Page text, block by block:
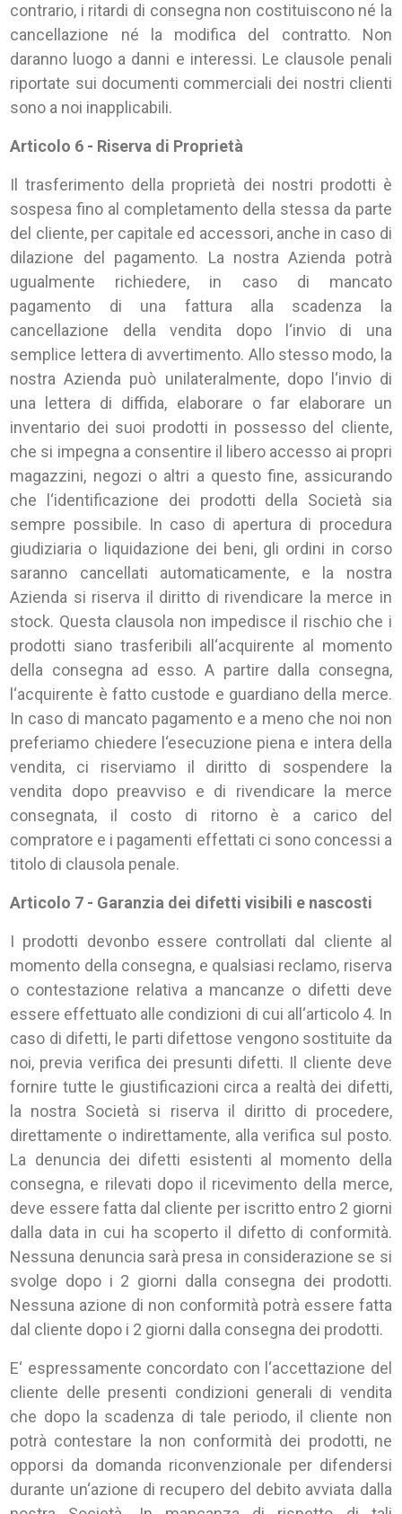
contrario, i ritardi di consegna non costituiscono né la
cancellazione né la modifica del contratto. Non
daranno luogo a danni e interessi. Le clausole penali
riportate sui documenti commerciali dei nostri clienti
sono a noi inapplicabili.
Articolo 6 - Riserva di Proprietà
Il trasferimento della proprietà dei nostri prodotti è
sospesa fino al completamento della stessa da parte
del cliente, per capitale ed accessori, anche in caso di
dilazione del pagamento. La nostra Azienda potrà
ugualmente richiedere, in caso di mancato
pagamento di una fattura alla scadenza la
cancellazione della vendita dopo l‘invio di una
semplice lettera di avvertimento. Allo stesso modo, la
nostra Azienda può unilateralmente, dopo l‘invio di
una lettera di diffida, elaborare o far elaborare un
inventario dei suoi prodotti in possesso del cliente,
che si impegna a consentire il libero accesso ai propri
magazzini, negozi o altri a questo fine, assicurando
che l‘identificazione dei prodotti della Società sia
sempre possibile. In caso di apertura di procedura
giudiziaria o liquidazione dei beni, gli ordini in corso
saranno cancellati automaticamente, e la nostra
Azienda si riserva il diritto di rivendicare la merce in
stock. Questa clausola non impedisce il rischio che i
prodotti siano trasferibili all‘acquirente al momento
della consegna ad esso. A partire dalla consegna,
l‘acquirente è fatto custode e guardiano della merce.
In caso di mancato pagamento e a meno che noi non
preferiamo chiedere l‘esecuzione piena e intera della
vendita, ci riserviamo il diritto di sospendere la
vendita dopo preavviso e di rivendicare la merce
consegnata, il costo di ritorno è a carico del
compratore e i pagamenti effettati ci sono concessi a
titolo di clausola penale.
Articolo 7 - Garanzia dei difetti visibili e nascosti
I prodotti devonbo essere controllati dal cliente al
momento della consegna, e qualsiasi reclamo, riserva
o contestazione relativa a mancanze o difetti deve
essere effettuato alle condizioni di cui all‘articolo 4. In
caso di difetti, le parti difettose vengono sostituite da
noi, previa verifica dei presunti difetti. Il cliente deve
fornire tutte le giustificazioni circa a realtà dei difetti,
la nostra Società si riserva il diritto di procedere,
direttamente o indirettamente, alla verifica sul posto.
La denuncia dei difetti esistenti al momento della
consegna, e rilevati dopo il ricevimento della merce,
deve essere fatta dal cliente per iscritto entro 2 giorni
dalla data in cui ha scoperto il difetto di conformità.
Nessuna denuncia sarà presa in considerazione se si
svolge dopo i 2 giorni dalla consegna dei prodotti.
Nessuna azione di non conformità potrà essere fatta
dal cliente dopo i 2 giorni dalla consegna dei prodotti.
E‘ espressamente concordato con l‘accettazione del
cliente delle presenti condizioni generali di vendita
che dopo la scadenza di tale periodo, il cliente non
potrà contestare la non conformità dei prodotti, ne
opporsi da domanda riconvenzionale per difendersi
durante un‘azione di recupero del debito avviata dalla